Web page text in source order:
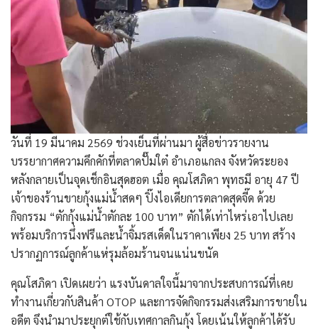
วันที่ 19 มีนาคม 2569 ช่วงเย็นที่ผ่านมา ผู้สื่อข่าวรายงาน
บรรยากาศความคึกคักที่ตลาดปั๊มใต๋ อำเภอแกลง จังหวัดระยอง
หลังกลายเป็นจุดเช็กอินสุดฮอต เมื่อ คุณโสภิดา พุทธมี อายุ 47 ปี
เจ้าของร้านขายกุ้งแม่น้ำสดๆ ปิ๊งไอเดียการตลาดสุดจี๊ด ด้วย
กิจกรรม “ตักกุ้งแม่น้ำตักละ 100 บาท” ตักได้เท่าไหร่เอาไปเลย
พร้อมบริการนึ่งฟรีและน้ำจิ้มรสเด็ดในราคาเพียง 25 บาท สร้าง
ปรากฏการณ์ลูกค้าแห่รุมล้อมร้านจนแน่นขนัด
​คุณโสภิดา เปิดเผยว่า แรงบันดาลใจนี้มาจากประสบการณ์ที่เคย
ทำงานเกี่ยวกับสินค้า OTOP และการจัดกิจกรรมส่งเสริมการขายใน
อดีต จึงนำมาประยุกต์ใช้กับเทศกาลกินกุ้ง โดยเน้นให้ลูกค้าได้รับ